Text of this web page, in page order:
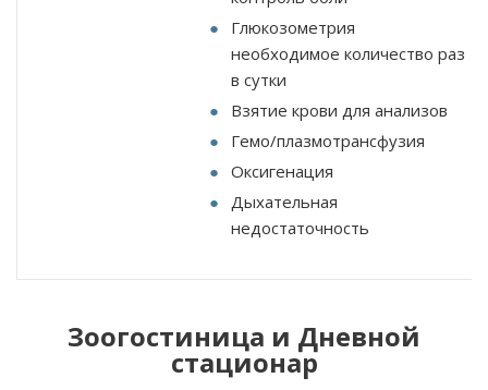
Глюкозометрия
необходимое количество раз
в сутки
Взятие крови для анализов
Гемо/плазмотрансфузия
Оксигенация
Дыхательная
недостаточность
Зоогостиница и Дневной
стационар